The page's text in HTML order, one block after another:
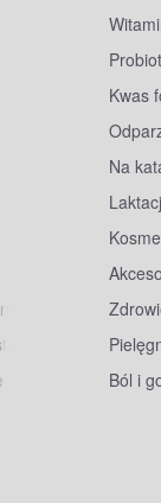
Kwas
Na
Ból i